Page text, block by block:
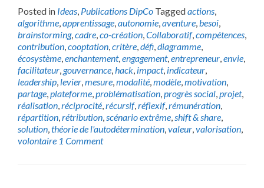
Posted in Ideas, Publications DipCo Taggedactions,
algorithme,apprentissage,autonomie,aventure,besoi,
brainstorming,cadre,co-création,Collaboratif,compétences,
contribution,cooptation,critère,défi,diagramme,
écosystème,enchantement,engagement,entrepreneur,envie,
facilitateur,gouvernance,hack, impact, indicateur,
leadership, levier,mesure,modalité,modèle,motivation,
partage,plateforme,problématisation,progrès social,projet,
réalisation,réciprocité,récursif,réflexif,rémunération,
répartition,rétribution,scénario extrême,shift & share,
solution,théorie de l'autodétermination,valeur,valorisation,
volontaire 1 Comment